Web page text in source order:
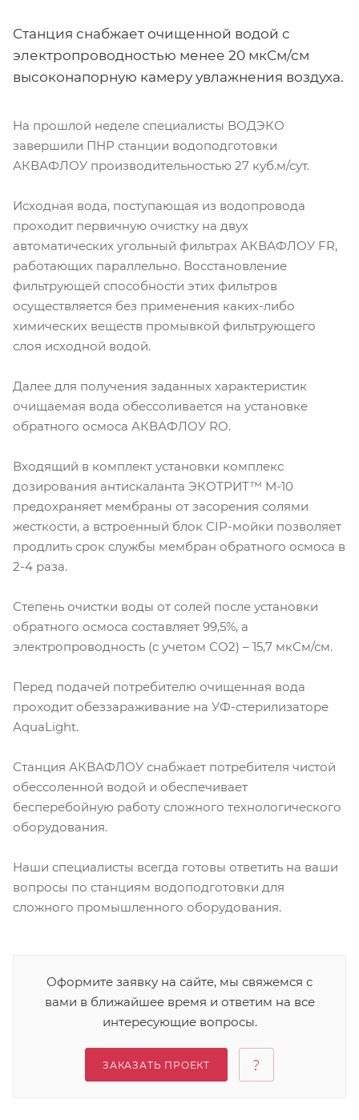
Станция снабжает очищенной водой с
электропроводностью менее 20 мкСм/см
высоконапорную камеру увлажнения воздуха.
На прошлой неделе специалисты ВОДЭКО
завершили ПНР станции водоподготовки
АКВАФЛОУ производительностью 27 куб.м/сут.
Исходная вода, поступающая из водопровода
проходит первичную очистку на двух
автоматических угольный фильтрах АКВАФЛОУ FR,
работающих параллельно. Восстановление
фильтрующей способности этих фильтров
осуществляется без применения каких-либо
химических веществ промывкой фильтрующего
слоя исходной водой.
Далее для получения заданных характеристик
очищаемая вода обессоливается на установке
обратного осмоса АКВАФЛОУ RO.
Входящий в комплект установки комплекс
дозирования антискаланта ЭКОТРИТ™ М-10
предохраняет мембраны от засорения солями
жесткости, а встроенный блок CIP-мойки позволяет
продлить срок службы мембран обратного осмоса в
2-4 раза.
Степень очистки воды от солей после установки
обратного осмоса составляет 99,5%, а
электропроводность (с учетом СО2) – 15,7 мкСм/см.
Перед подачей потребителю очищенная вода
проходит обеззараживание на УФ-стерилизаторе
AquaLight.
Станция АКВАФЛОУ снабжает потребителя чистой
обессоленной водой и обеспечивает
бесперебойную работу сложного технологического
оборудования.
Наши специалисты всегда готовы ответить на ваши
вопросы по станциям водоподготовки для
сложного промышленного оборудования.
Оформите заявку на сайте, мы свяжемся с
вами в ближайшее время и ответим на все
интересующие вопросы.
ЗАКАЗАТЬ ПРОЕКТ